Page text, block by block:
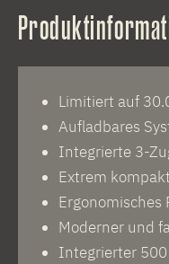
Limitiert auf
Aufladbares
Integrierte 3-
Extrem
Ergonomisches
Moderner und
Integrierter